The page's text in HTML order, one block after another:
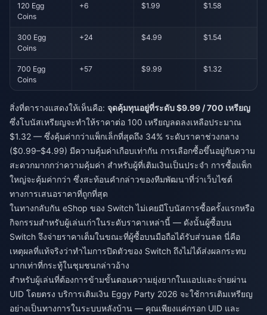
120 Egg
Coins
+6 $1.99 $1.58
300 Egg
Coins
+24 $4.99 $1.54
700 Egg
Coins
+57 $9.99 $1.32
สิ่งที่ตารางแสดงให้เห็นคือ: จุดคุ้มทุนอยู่ที่ระดับ $9.99 / 700 เหรียญ
ซึ่งโบนัสเหรียญจะทำให้ราคาต่อ 100 เหรียญลดลงเหลือประมาณ
$1.32 — ซึ่งคุ้มค่ากว่าแพ็กเล็กที่สุดถึง 34% ระดับราคาช่วงกลาง
($0.99–$4.99) มีความคุ้มค่าเกือบเท่ากัน การเลือกซื้อขึ้นอยู่กับความ
สะดวกมากกว่าความคุ้มค่า สำหรับผู้ที่เติมเงินเป็นประจำ การซื้อแพ็ก
ใหญ่จะคุ้มค่ากว่า ซึ่งสะท้อนคำกล่าวของทีมพัฒนาที่ว่าเว็บไซต์
ทางการเสนอราคาที่ถูกที่สุด
ในทางกลับกัน eShop ของ Switch ไม่เคยมีโบนัสการซื้อครั้งแรกหรือ
กิจกรรมสำหรับผู้เล่นเก่าในระดับราคาเหล่านี้ — ดังนั้นผู้ซื้อบน
Switch จึงจ่ายราคาเต็มในขณะที่ผู้ซื้อบนมือถือได้รับส่วนลด นี่คือ
เหตุผลที่แท้จริงว่าทำไมการปิดตัวของ Switch ถึงไม่ได้ส่งผลกระทบ
มากเท่าที่กระทู้ในชุมชนกล่าวอ้าง
สำหรับผู้เล่นที่ต้องการข้ามขั้นตอนความยุ่งยากในแอปและจ่ายผ่าน
UID โดยตรง บริการเติมเงิน Eggy Party 2026 จะใช้การเติมเหรียญ
อย่างเป็นทางการในระบบหลังบ้าน — คุณเพียงแค่กรอก UID และ